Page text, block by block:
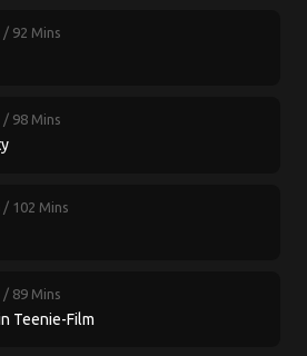
/ 92 Mins
/ 98 Mins
/ 102 Mins
/ 89 Mins
Teenie-Film